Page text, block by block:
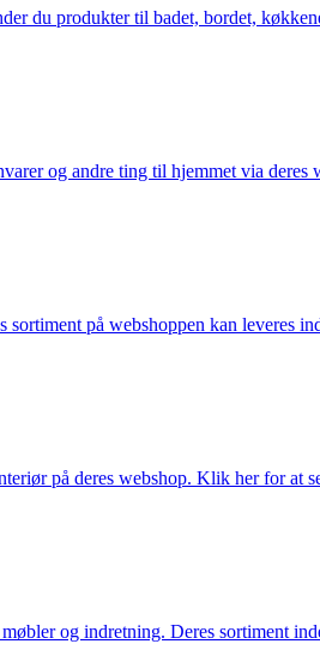
du produkter til badet, bordet,
og andre ting til hjemmet via
på webshoppen kan leveres
på deres webshop. Klik her for at
og indretning. Deres sortiment